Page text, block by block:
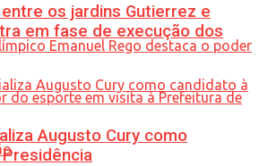
os jardins Gutierrez e
em fase de execução dos
Augusto Cury como